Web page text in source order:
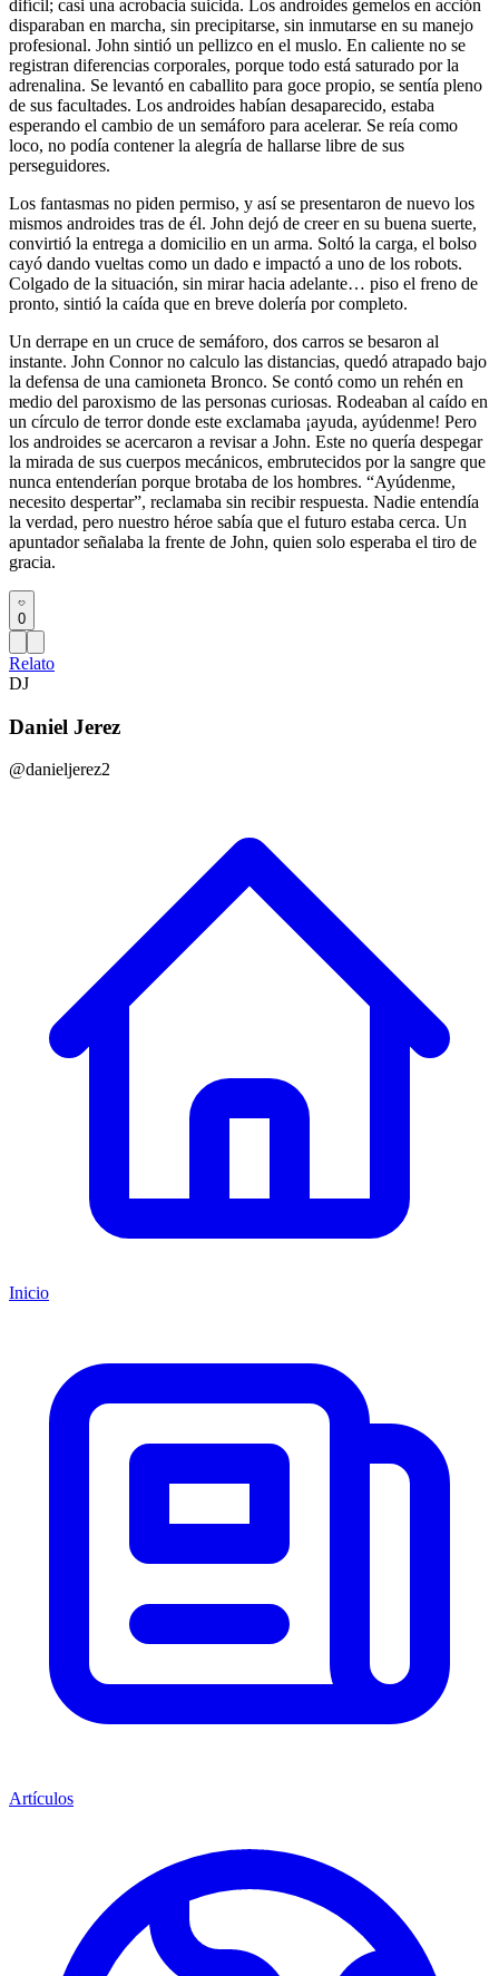
difícil; casi una acrobacia suicida. Los androides gemelos en acción
disparaban en marcha, sin precipitarse, sin inmutarse en su manejo
profesional. John sintió un pellizco en el muslo. En caliente no se
registran diferencias corporales, porque todo está saturado por la
adrenalina. Se levantó en caballito para goce propio, se sentía pleno
de sus facultades. Los androides habían desaparecido, estaba
esperando el cambio de un semáforo para acelerar. Se reía como
loco, no podía contener la alegría de hallarse libre de sus
perseguidores.
Los fantasmas no piden permiso, y así se presentaron de nuevo los
mismos androides tras de él. John dejó de creer en su buena suerte,
convirtió la entrega a domicilio en un arma. Soltó la carga, el bolso
cayó dando vueltas como un dado e impactó a uno de los robots.
Colgado de la situación, sin mirar hacia adelante… piso el freno de
pronto, sintió la caída que en breve dolería por completo.
Un derrape en un cruce de semáforo, dos carros se besaron al
instante. John Connor no calculo las distancias, quedó atrapado bajo
la defensa de una camioneta Bronco. Se contó como un rehén en
medio del paroxismo de las personas curiosas. Rodeaban al caído en
un círculo de terror donde este exclamaba ¡ayuda, ayúdenme! Pero
los androides se acercaron a revisar a John. Este no quería despegar
la mirada de sus cuerpos mecánicos, embrutecidos por la sangre que
nunca entenderían porque brotaba de los hombres. “Ayúdenme,
necesito despertar”, reclamaba sin recibir respuesta. Nadie entendía
la verdad, pero nuestro héroe sabía que el futuro estaba cerca. Un
apuntador señalaba la frente de John, quien solo esperaba el tiro de
gracia.
0
Relato
DJ
Daniel Jerez
@danieljerez2
Inicio
Artículos